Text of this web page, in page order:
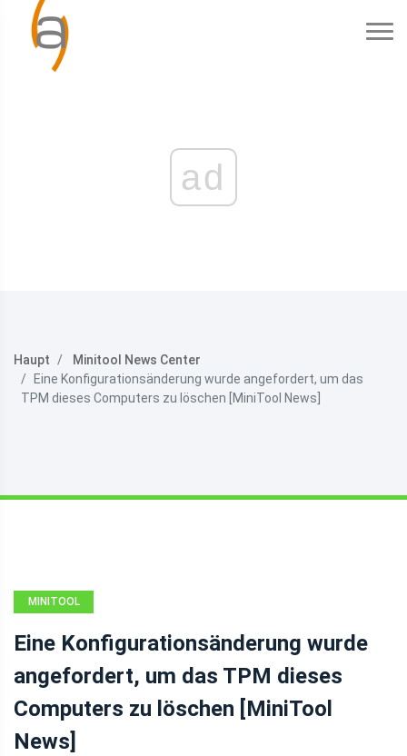
ad
Haupt
Minitool News Center
Eine Konfigurationsänderung wurde angefordert, um das
TPM dieses Computers zu löschen [MiniTool News]
MINITOOL
Eine Konfigurationsänderung wurde
angefordert, um das TPM dieses
Computers zu löschen [MiniTool
News]